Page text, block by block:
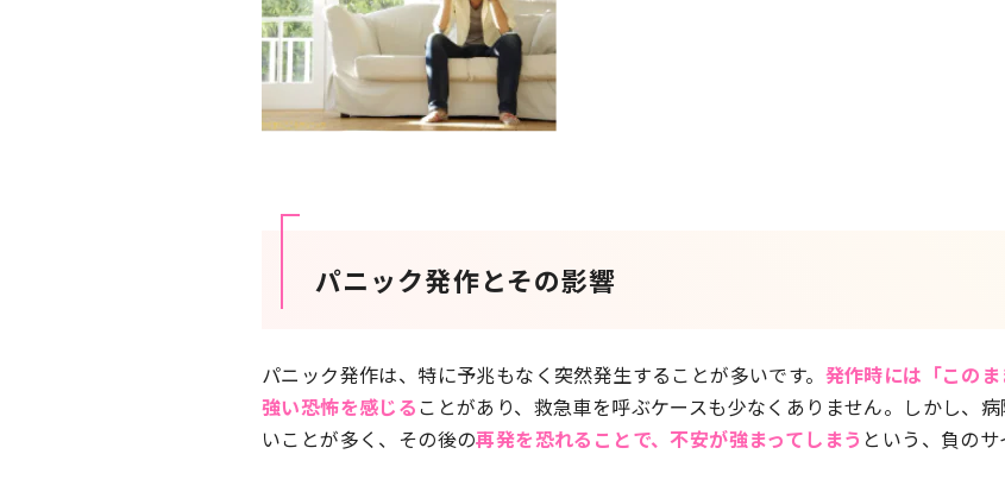
パニック発作とその影響
パニック発作は、特に予兆もなく突然発生することが多いです。 発作時には「この
強い恐怖を感じる ことがあり、救急車を呼ぶケースも少なくありません。しかし、
いことが多く、その後の再発を恐れることで、不安が強まってしまう という、負のサ